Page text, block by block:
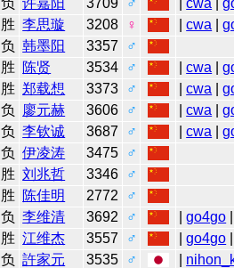
胜 李思璇 3208 ♀ |cwa |
负 韩墨阳 3357
♂
胜 陈贤 3534 ♂ |cwa |
胜 郑载想 3373 ♂ |cwa |
负 廖元赫 3606 ♂ |cwa |
负 李钦诚 3687 ♂ |cwa |
负 伊凌涛 3475
♂
胜 刘兆哲 3346
♂
胜 陈佳明 2772
♂
负 李维清 3692 ♂ |go4go
胜 江维杰 3557 ♂ |go4go
负 許家元 3535 ♂